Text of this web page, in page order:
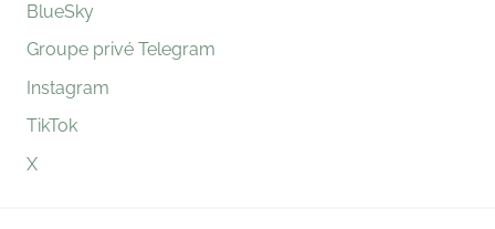
BlueSky
Groupe privé Telegram
Instagram
TikTok
X